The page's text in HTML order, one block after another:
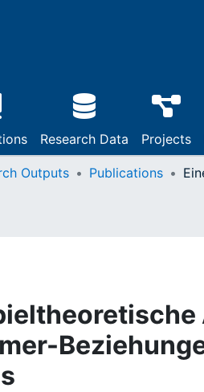
Research Data Projects
Outputs Publications